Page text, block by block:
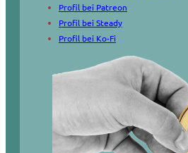
Profil bei Patreon
Profil bei Steady
Profil bei Ko-Fi